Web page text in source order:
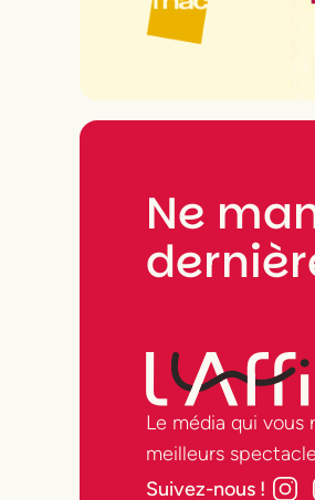
Ne
Le média qui vous
meilleurs
Suivez-nous !